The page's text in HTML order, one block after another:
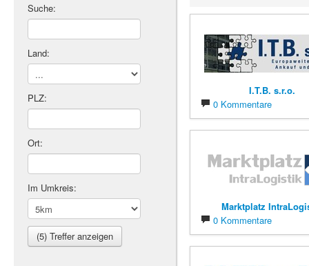
Suche:
Land:
PLZ:
Ort:
Im Umkreis:
I.T.B. s.r.o.
0 Kommentare
Marktplatz
0 Kommentare